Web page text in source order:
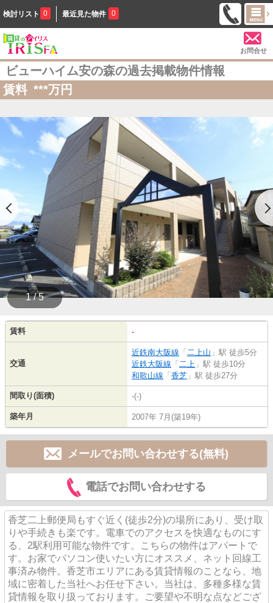
検討リスト 0 最近見た物件 0
お問合せ
ビューハイム安の森の過去掲載物件情報
賃料 ***万円
1 / 5
賃料 -
交通
近鉄南大阪線 「 二上山 」駅 徒歩5分
近鉄大阪線 「 二上 」駅 徒歩10分
和歌山線 「 香芝 」駅 徒歩27分
間取り(面積) -(-)
築年月 2007年 7月(築19年)
メールでお問い合わせする(無料)
電話でお問い合わせする
香芝二上郵便局もすぐ近く(徒歩2分)の場所にあり、受け取
りや手続きも楽です。電車でのアクセスを快適なものにす
る、2駅利用可能な物件です。こちらの物件はアパートで
す。お家でパソコン使いたい方にオススメ、ネット回線工
事済み物件。香芝市エリアにある賃貸情報のことなら、地
域に密着した当社へお任せ下さい。当社は、多種多様な賃
貸情報を取り扱っております。ご要望や不明な点などござ